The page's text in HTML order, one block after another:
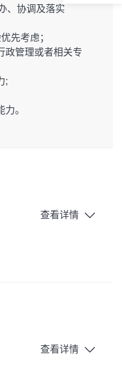
、协调及落实
先考虑；
政管理或者相关专
;
。
查看详情
查看详情